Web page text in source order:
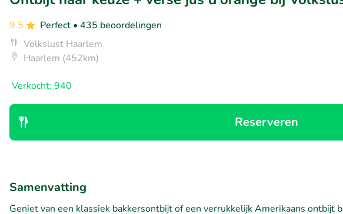
9.5 Perfect • 435 beoordelingen
Volkslust Haarlem
Haarlem (452km)
Verkocht: 940
Reserveren
Samenvatting
Geniet van een klassiek bakkersontbijt of een verrukkelijk Amerikaans ontbijt